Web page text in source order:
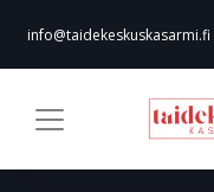
info@taidekeskuskasarmi.fi